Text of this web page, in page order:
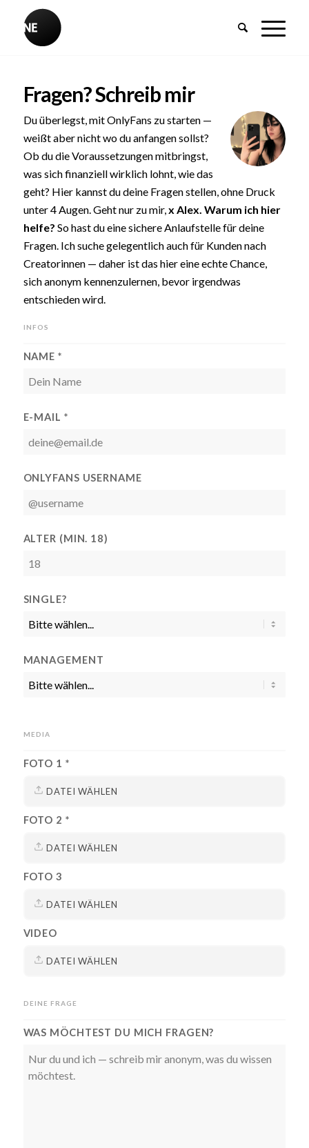
Fragen? Schreib mir
Du überlegst, mit OnlyFans zu starten —
weißt aber nicht wo du anfangen sollst?
Ob du die Voraussetzungen mitbringst,
was sich finanziell wirklich lohnt, wie das
geht? Hier kannst du deine Fragen stellen, ohne Druck
unter 4 Augen. Geht nur zu mir,x Alex. Warum ich hier
helfe? So hast du eine sichere Anlaufstelle für deine
Fragen. Ich suche gelegentlich auch für Kunden nach
Creatorinnen — daher ist das hier eine echte Chance,
sich anonym kennenzulernen, bevor irgendwas
entschieden wird.
INFOS
NAME *
E-MAIL *
ONLYFANS USERNAME
ALTER (MIN. 18)
SINGLE?
MANAGEMENT
MEDIA
FOTO 1 *
DATEI WÄHLEN
FOTO 2 *
DATEI WÄHLEN
FOTO 3
DATEI WÄHLEN
VIDEO
DATEI WÄHLEN
DEINE FRAGE
WAS MÖCHTEST DU MICH FRAGEN?